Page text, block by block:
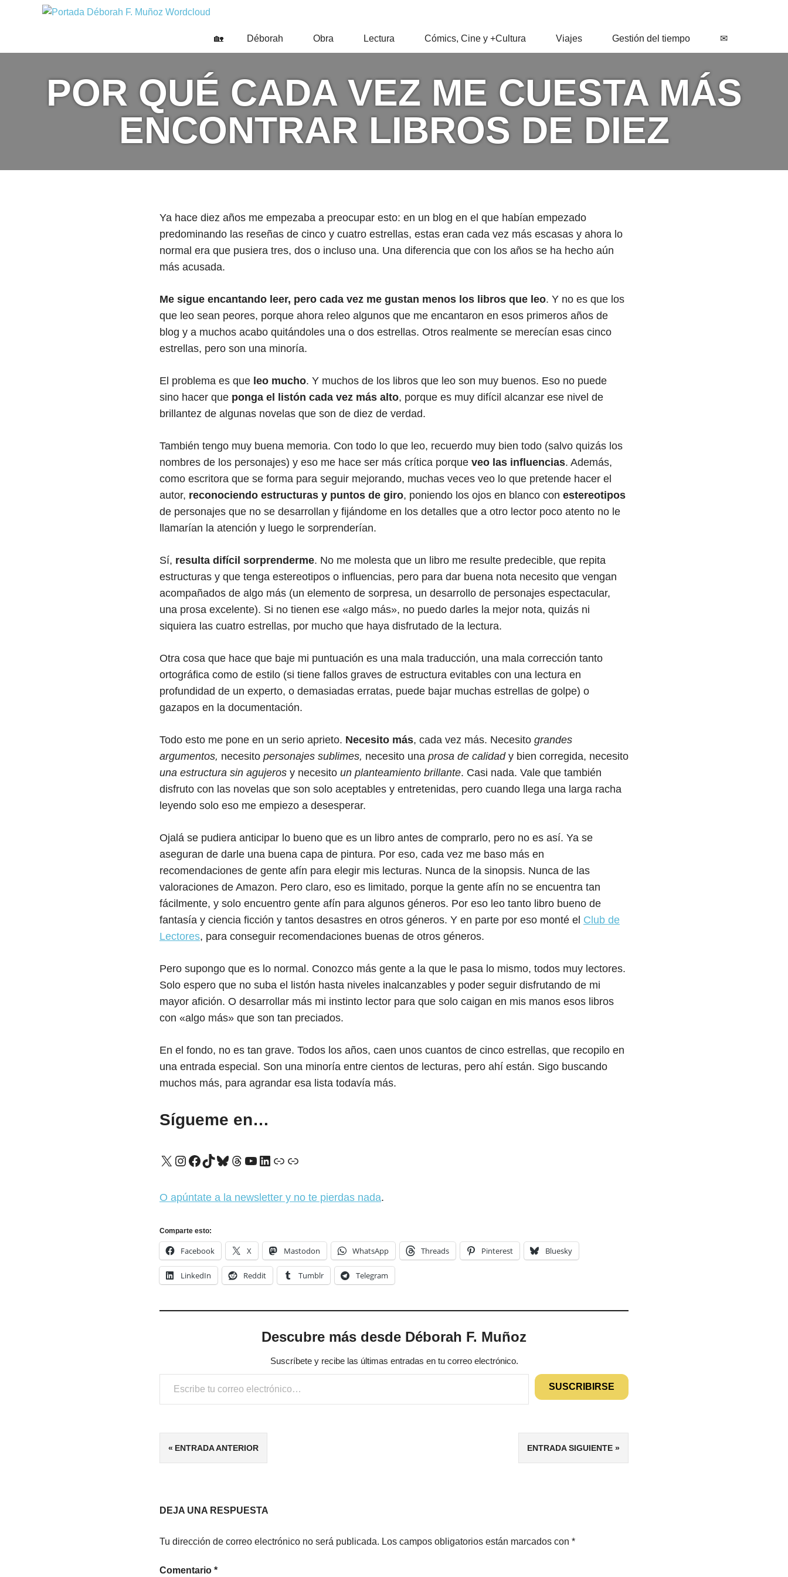
F.
más
🏡 Déborah Obra Lectura Cómics, Cine y +Cultura Viajes Gestión del tiempo ✉
POR QUÉ CADA VEZ ME CUESTA MÁS
ENCONTRAR LIBROS DE DIEZ
Ya hace diez años me empezaba a preocupar esto: en un blog en el que habían empezado
predominando las reseñas de cinco y cuatro estrellas, estas eran cada vez más escasas y ahora lo
normal era que pusiera tres, dos o incluso una. Una diferencia que con los años se ha hecho aún
más acusada.
Me sigue encantando leer, pero cada vez me gustan menos los libros que leo. Y no es que los
que leo sean peores, porque ahora releo algunos que me encantaron en esos primeros años de
blog y a muchos acabo quitándoles una o dos estrellas. Otros realmente se merecían esas cinco
estrellas, pero son una minoría.
El problema es que leo mucho. Y muchos de los libros que leo son muy buenos. Eso no puede
sino hacer que ponga el listón cada vez más alto, porque es muy difícil alcanzar ese nivel de
brillantez de algunas novelas que son de diez de verdad.
También tengo muy buena memoria. Con todo lo que leo, recuerdo muy bien todo (salvo quizás los
nombres de los personajes) y eso me hace ser más crítica porque veo las influencias. Además,
como escritora que se forma para seguir mejorando, muchas veces veo lo que pretende hacer el
autor, reconociendo estructuras y puntos de giro, poniendo los ojos en blanco con estereotipos
de personajes que no se desarrollan y fijándome en los detalles que a otro lector poco atento no le
llamarían la atención y luego le sorprenderían.
Sí, resulta difícil sorprenderme. No me molesta que un libro me resulte predecible, que repita
estructuras y que tenga estereotipos o influencias, pero para dar buena nota necesito que vengan
acompañados de algo más (un elemento de sorpresa, un desarrollo de personajes espectacular,
una prosa excelente). Si no tienen ese «algo más», no puedo darles la mejor nota, quizás ni
siquiera las cuatro estrellas, por mucho que haya disfrutado de la lectura.
Otra cosa que hace que baje mi puntuación es una mala traducción, una mala corrección tanto
ortográfica como de estilo (si tiene fallos graves de estructura evitables con una lectura en
profundidad de un experto, o demasiadas erratas, puede bajar muchas estrellas de golpe) o
gazapos en la documentación.
Todo esto me pone en un serio aprieto. Necesito más, cada vez más. Necesito grandes
argumentos, necesito personajes sublimes, necesito una prosa de calidady bien corregida, necesito
una estructura sin agujeros y necesito un planteamiento brillante. Casi nada. Vale que también
disfruto con las novelas que son solo aceptables y entretenidas, pero cuando llega una larga racha
leyendo solo eso me empiezo a desesperar.
Ojalá se pudiera anticipar lo bueno que es un libro antes de comprarlo, pero no es así. Ya se
aseguran de darle una buena capa de pintura. Por eso, cada vez me baso más en
recomendaciones de gente afín para elegir mis lecturas. Nunca de la sinopsis. Nunca de las
valoraciones de Amazon. Pero claro, eso es limitado, porque la gente afín no se encuentra tan
fácilmente, y solo encuentro gente afín para algunos géneros. Por eso leo tanto libro bueno de
fantasía y ciencia ficción y tantos desastres en otros géneros. Y en parte por eso monté el Club de
Lectores, para conseguir recomendaciones buenas de otros géneros.
Pero supongo que es lo normal. Conozco más gente a la que le pasa lo mismo, todos muy lectores.
Solo espero que no suba el listón hasta niveles inalcanzables y poder seguir disfrutando de mi
mayor afición. O desarrollar más mi instinto lector para que solo caigan en mis manos esos libros
con «algo más» que son tan preciados.
En el fondo, no es tan grave. Todos los años, caen unos cuantos de cinco estrellas, que recopilo en
una entrada especial. Son una minoría entre cientos de lecturas, pero ahí están. Sigo buscando
muchos más, para agrandar esa lista todavía más.
Sígueme en…
X Instagram
Facebook
TikTok
Bluesky
Threads
YouTube
LinkedIn
Enlace
Enlace
O apúntate a la newsletter y no te pierdas nada.
Comparte esto:
Facebook X Mastodon WhatsApp Threads Pinterest Bluesky
LinkedIn Reddit Tumblr Telegram
Descubre más desde Déborah F. Muñoz
Suscríbete y recibe las últimas entradas en tu correo electrónico.
Escribe tu correo electrónico…
SUSCRIBIRSE
ETIQUETAS
LECTURA
Navegación
ENTRADA ANTERIOR ENTRADA SIGUIENTE
DEJA UNA RESPUESTA
Tu dirección de correo electrónico no será publicada. Los campos obligatorios están marcados con *
Comentario *